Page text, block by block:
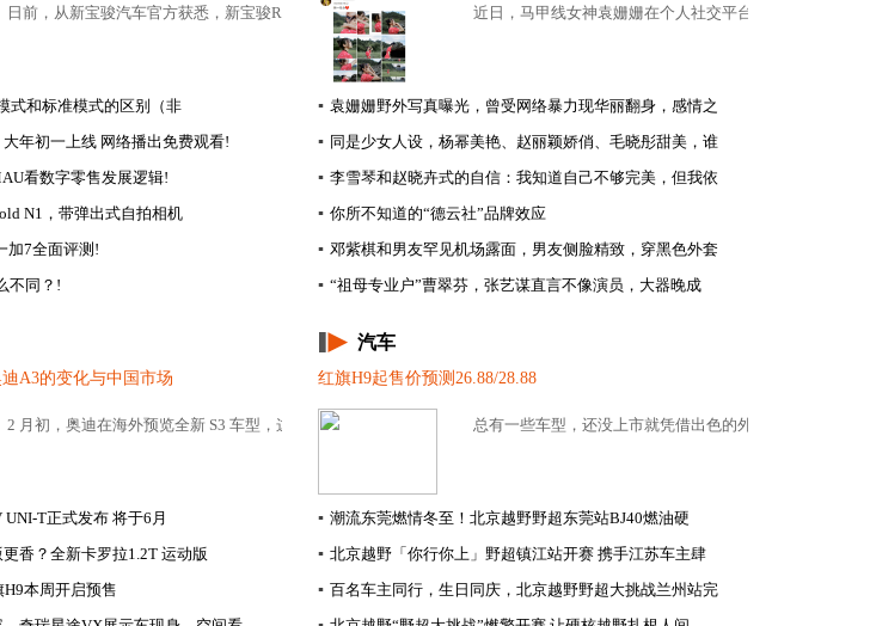
上午，八宿县在...
日前，从新宝骏汽车官方获悉，新宝骏RS-5 新增手动超级互联豪华版，官方售价：1...
式和标准模式的区别（非
年初一上线 网络播出免费观看!
看数字零售发展逻辑!
N1，带弹出式自拍相机
加7全面评测!
不同？!
近日，马甲线女神袁姗姗在个人社交平台上晒出了一组野
▪ 袁姗姗野外写真曝光，曾受网络暴力现华丽翻身，感情之
▪ 同是少女人设，杨幂美艳、赵丽颖娇俏、毛晓彤甜美，谁
▪ 李雪琴和赵晓卉式的自信：我知道自己不够完美，但我依
▪ 你所不知道的“德云社”品牌效应
▪ 邓紫棋和男友罕见机场露面，男友侧脸精致，穿黑色外套
▪ “祖母专业户”曹翠芬，张艺谋直言不像演员，大器晚成
，一直受到不少车迷...
A3的变化与中国市场
2 月初，奥迪在海外预览全新 S3 车型，这台全新 Audi Sport 的钢炮...
T正式发布 将于6月
香？全新卡罗拉1.2T 运动版
本周开启预售
汽车
红旗H9起售价预测26.88/28.88
总有一些车型，还没上市就凭借出色的外观或者强劲的产
▪ 潮流东莞燃情冬至！北京越野野超东莞站BJ40燃油硬
▪ 北京越野「你行你上」野超镇江站开赛 携手江苏车主肆
▪ 百名车主同行，生日同庆，北京越野野超大挑战兰州站完